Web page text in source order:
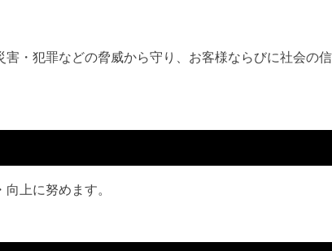
・犯罪などの脅威から守り、お客様ならびに社会の
上に努めます。